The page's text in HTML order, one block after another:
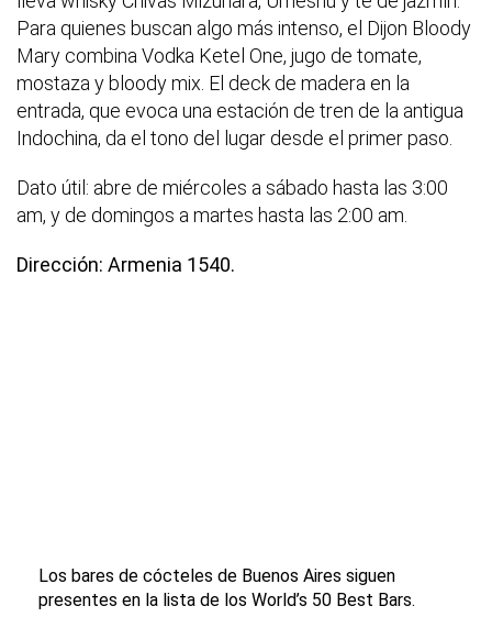
Para quienes buscan algo más intenso, el Dijon Bloody
Mary combina Vodka Ketel One, jugo de tomate,
mostaza y bloody mix. El deck de madera en la
entrada, que evoca una estación de tren de la antigua
Indochina, da el tono del lugar desde el primer paso.
Dato útil: abre de miércoles a sábado hasta las 3:00
am, y de domingos a martes hasta las 2:00 am.
Dirección: Armenia 1540.
Los bares de cócteles de Buenos Aires siguen
presentes en la lista de los World’s 50 Best Bars.